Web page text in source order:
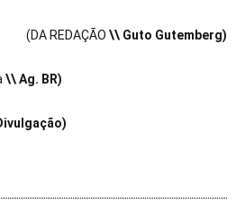
(DA REDAÇÃO \\ Guto Gutemberg)
\\ Ag. BR)